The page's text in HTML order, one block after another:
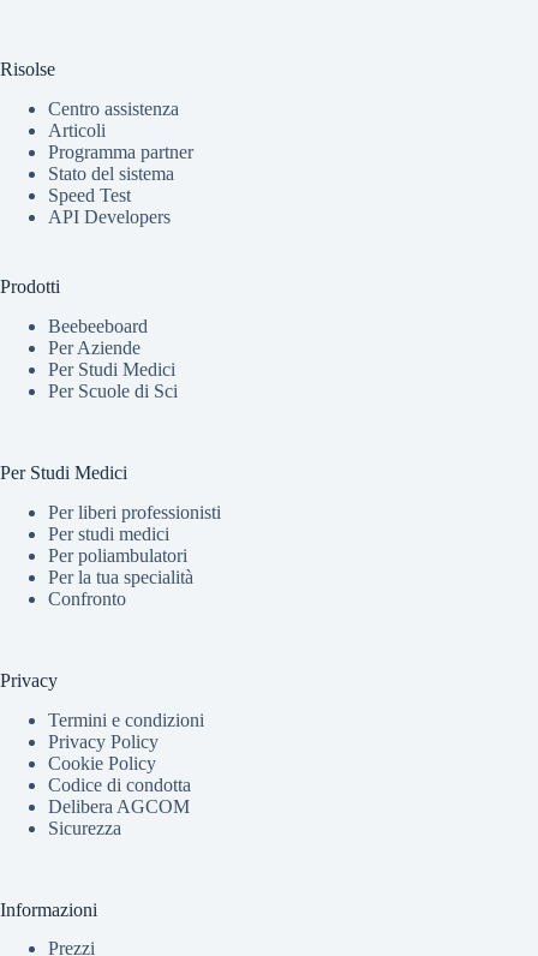
Risolse
Centro assistenza
Articoli
Programma partner
Stato del sistema
Speed Test
API Developers
Prodotti
Beebeeboard
Per Aziende
Per Studi Medici
Per Scuole di Sci
Per Studi Medici
Per liberi professionisti
Per studi medici
Per poliambulatori
Per la tua specialità
Confronto
Privacy
Termini e condizioni
Privacy Policy
Cookie Policy
Codice di condotta
Delibera AGCOM
Sicurezza
Informazioni
Prezzi